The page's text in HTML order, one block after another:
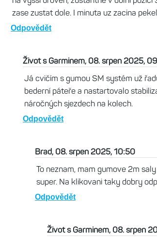
zase zustat dole. I minuta uz zacina
Odpovědět
Život s Garminem, 08. srpen 2025,
Já cvičím s gumou SM systém už
bederní páteře a nastartovalo
náročných sjezdech na kolech.
Odpovědět
Brad, 08. srpen 2025, 10:50
To neznam, mam gumove 2m
super. Na klikovani taky dobry
Odpovědět
Život s Garminem, 08. srpen